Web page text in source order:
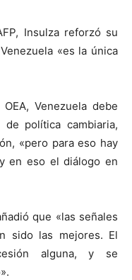
Insulza reforzó su
«es la única
Venezuela debe
de política cambiaria,
«pero para eso hay
en eso el diálogo en
que «las señales
sido las mejores. El
alguna, y se